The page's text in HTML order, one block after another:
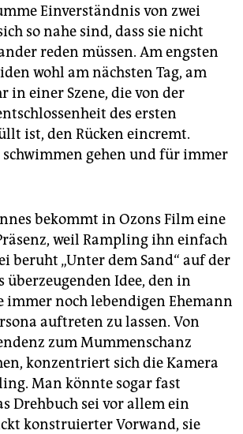
Einverständnis von zwei
so nahe sind, dass sie nicht
reden müssen. Am engsten
wohl am nächsten Tag, am
in einer Szene, die von der
des ersten
ist, den Rücken eincremt.
gehen und für immer
bekommt in Ozons Film eine
weil Rampling ihn einfach
beruht „Unter dem Sand“ auf der
überzeugenden Idee, den in
immer noch lebendigen Ehemann
auftreten zu lassen. Von
zum Mummenschanz
konzentriert sich die Kamera
Man könnte sogar fast
Drehbuch sei vor allem ein
konstruierter Vorwand, sie